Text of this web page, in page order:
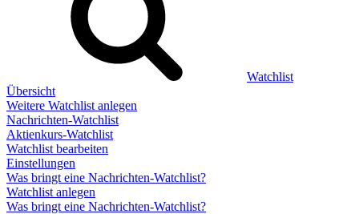
Watchlist
Übersicht
Weitere Watchlist anlegen
Nachrichten-Watchlist
Aktienkurs-Watchlist
Watchlist bearbeiten
Einstellungen
Was bringt eine Nachrichten-Watchlist?
Watchlist anlegen
Was bringt eine Nachrichten-Watchlist?